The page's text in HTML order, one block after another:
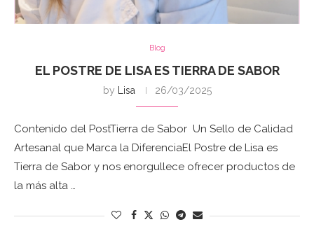
Blog
EL POSTRE DE LISA ES TIERRA DE SABOR
by Lisa 26/03/2025
Contenido del PostTierra de Sabor Un Sello de Calidad
Artesanal que Marca la DiferenciaEl Postre de Lisa es
Tierra de Sabor y nos enorgullece ofrecer productos de
la más alta …